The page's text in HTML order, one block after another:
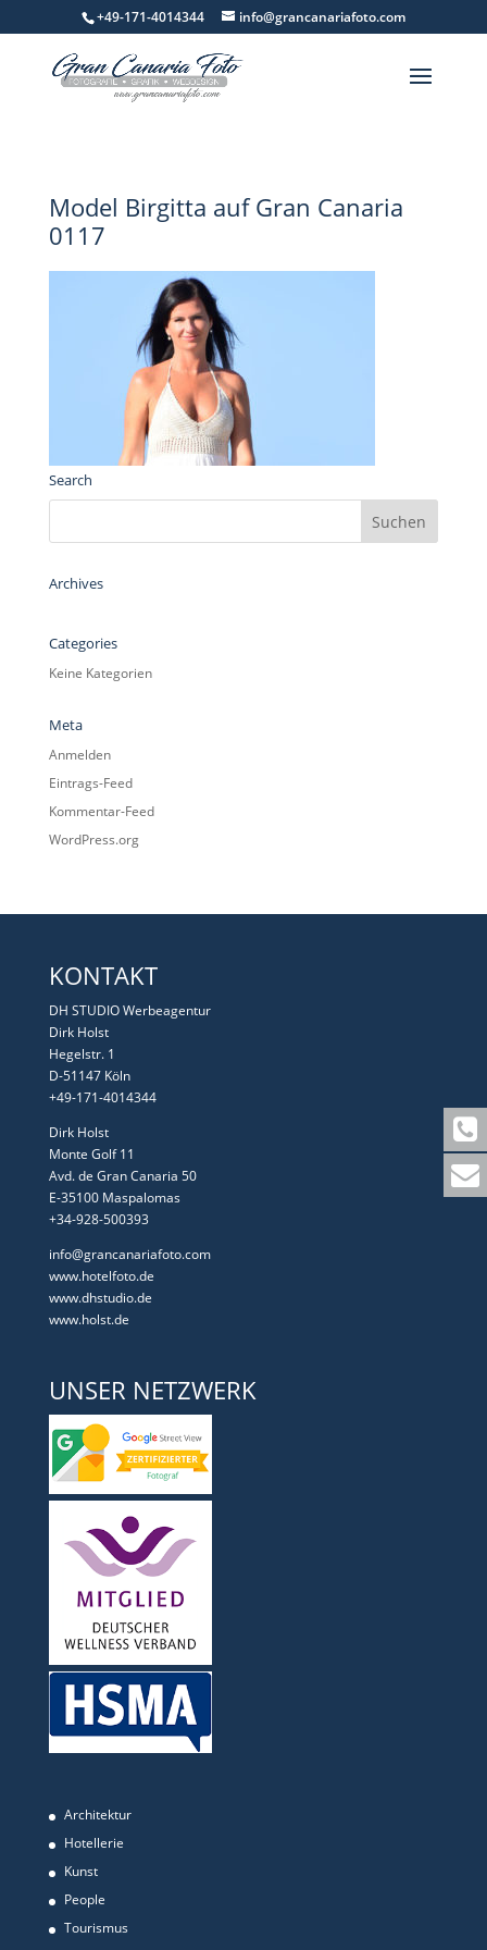
+49-171-4014344 info@grancanariafoto.com
Model Birgitta auf Gran Canaria
0117
Search
Archives
Categories
Keine Kategorien
Meta
Anmelden
Eintrags-Feed
Kommentar-Feed
WordPress.org
KONTAKT
DH STUDIO Werbeagentur
Dirk Holst
Hegelstr. 1
D-51147 Köln
+49-171-4014344
Dirk Holst
Monte Golf 11
Avd. de Gran Canaria 50
E-35100 Maspalomas
+34-928-500393
info@grancanariafoto.com
www.hotelfoto.de
www.dhstudio.de
www.holst.de
UNSER NETZWERK
Architektur
Hotellerie
Kunst
People
Tourismus